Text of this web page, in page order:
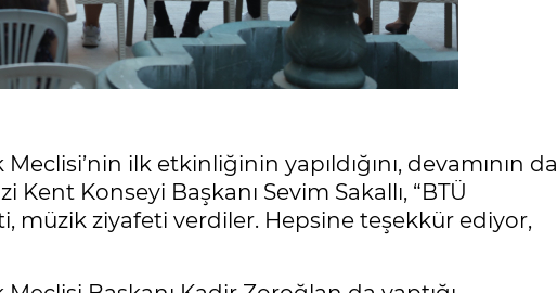
ilk etkinliğinin yapıldığını, devamının da
Konseyi Başkanı Sevim Sakallı, “BTÜ
müzik ziyafeti verdiler. Hepsine teşekkür ediyor,